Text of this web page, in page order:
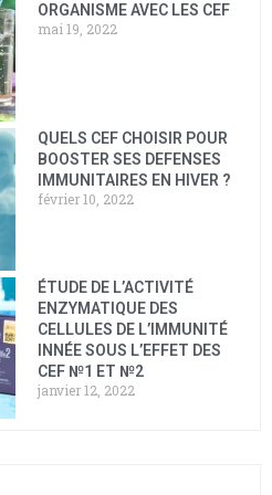
ORGANISME AVEC LES CEF
mai 19, 2022
QUELS CEF CHOISIR POUR
BOOSTER SES DEFENSES
IMMUNITAIRES EN HIVER ?
février 10, 2022
ÉTUDE DE L’ACTIVITÉ
ENZYMATIQUE DES
CELLULES DE L’IMMUNITÉ
INNÉE SOUS L’EFFET DES
CEF №1 ET №2
janvier 12, 2022